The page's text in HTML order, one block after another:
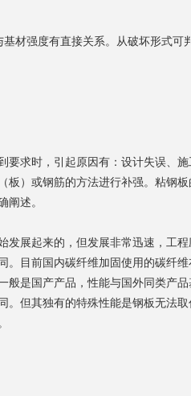
材强度有直接关系。从破坏形式可
要求时，引起原因有：设计失误、
板）或钢筋的方法进行补强。粘钢
阐述。
发展起来的，但发展非常迅速，工
。目前国内碳纤维加固使用的碳纤
般是国产产品，性能与国外同类产
。但其独有的特殊性能是钢板无法